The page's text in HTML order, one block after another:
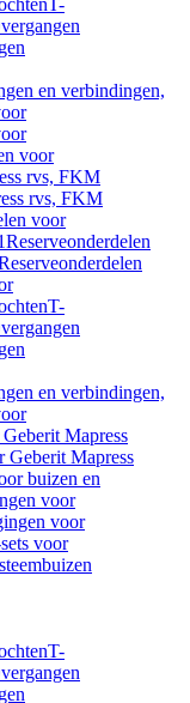
T-
en verbindingen,
voor
rvs, FKM
rvs, FKM
voor
Reserveonderdelen
T-
en verbindingen,
Mapress
Geberit Mapress
buizen en
voor
voor
voor
T-